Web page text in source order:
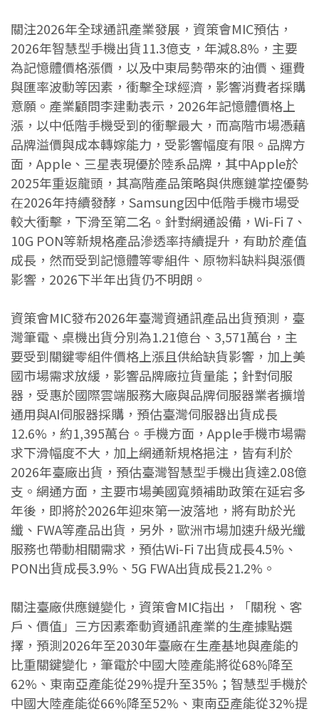
關注2026年全球通訊產業發展，資策會MIC預估，
2026年智慧型手機出貨11.3億支，年減8.8%，主要
為記憶體價格漲價，以及中東局勢帶來的油價、運費
與匯率波動等因素，衝擊全球經濟，影響消費者採購
意願。產業顧問李建勳表示，2026年記憶體價格上
漲，以中低階手機受到的衝擊最大，而高階市場憑藉
品牌溢價與成本轉嫁能力，受影響幅度有限。品牌方
面，Apple、三星表現優於陸系品牌，其中Apple於
2025年重返龍頭，其高階產品策略與供應鏈掌控優勢
在2026年持續發酵，Samsung因中低階手機市場受
較大衝擊，下滑至第二名。針對網通設備，Wi-Fi 7、
10G PON等新規格產品滲透率持續提升，有助於產值
成長，然而受到記憶體等零組件、原物料缺料與漲價
影響，2026下半年出貨仍不明朗。
資策會MIC發布2026年臺灣資通訊產品出貨預測，臺
灣筆電、桌機出貨分別為1.21億台、3,571萬台，主
要受到關鍵零組件價格上漲且供給缺貨影響，加上美
國市場需求放緩，影響品牌廠拉貨量能；針對伺服
器，受惠於國際雲端服務大廠與品牌伺服器業者擴增
通用與AI伺服器採購，預估臺灣伺服器出貨成長
12.6%，約1,395萬台。手機方面，Apple手機市場需
求下滑幅度不大，加上網通新規格挹注，皆有利於
2026年臺廠出貨，預估臺灣智慧型手機出貨達2.08億
支。網通方面，主要市場美國寬頻補助政策在延宕多
年後，即將於2026年迎來第一波落地，將有助於光
纖、FWA等產品出貨，另外，歐洲市場加速升級光纖
服務也帶動相關需求，預估Wi-Fi 7出貨成長4.5%、
PON出貨成長3.9%、5G FWA出貨成長21.2%。
關注臺廠供應鏈變化，資策會MIC指出，「關稅、客
戶、價值」三方因素牽動資通訊產業的生產據點選
擇，預測2026年至2030年臺廠在生產基地與產能的
比重關鍵變化，筆電於中國大陸產能將從68%降至
62%、東南亞產能從29%提升至35%；智慧型手機於
中國大陸產能從66%降至52%、東南亞產能從32%提